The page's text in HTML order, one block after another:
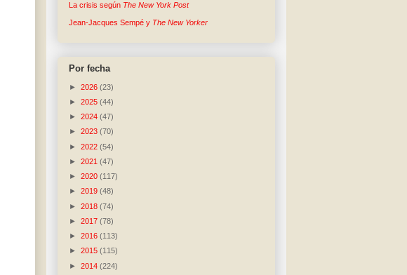
La crisis según The New York Post
Jean-Jacques Sempé y The New Yorker
Por fecha
► 2026 (23)
► 2025 (44)
► 2024 (47)
► 2023 (70)
► 2022 (54)
► 2021 (47)
► 2020 (117)
► 2019 (48)
► 2018 (74)
► 2017 (78)
► 2016 (113)
► 2015 (115)
► 2014 (224)